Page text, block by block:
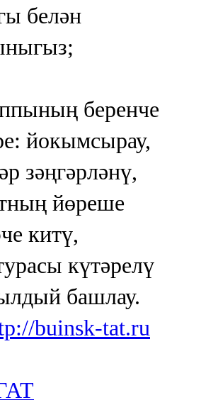
белән
беренче
йокымсырау,
зәңгәрләнү,
йөреше
китү,
күтәрелү
башлау.
buinsk-tat.ru